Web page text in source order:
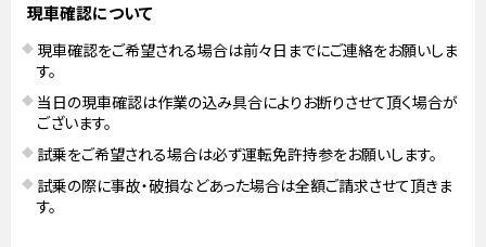
現車確認について
現車確認をご希望される場合は前々日までにご連絡をお願いしま
す。
当日の現車確認は作業の込み具合によりお断りさせて頂く場合が
ございます。
試乗をご希望される場合は必ず運転免許持参をお願いします。
試乗の際に事故・破損などあった場合は全額ご請求させて頂きま
す。